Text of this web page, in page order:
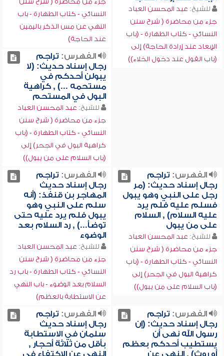
للشيخ: عبد المحسن العباد
جزء من محاضرة ( شرح سنن
النسائي - كتاب الطهارة - (باب
الإبعاد عند إرادة الحاجة) إلى
(باب القول عند دخول الخلاء))
النسائي - كتاب الطهارة - باب
النهي عن مس الذكر باليمين
عند الحاجة)
الفهرس: تراجم
رجال إسناد حديث: (لا
يبولن أحدكم في
مستحمه ...) , كراهية
البول في المستحم
للشيخ: عبد المحسن العباد
جزء من محاضرة ( شرح سنن
النسائي - كتاب الطهارة - (باب
كراهية البول في الجحر) إلى
(باب السلام على من يبول))
الفهرس: تراجم
رجال إسناد حديث: (مر
رجل على النبي وهو يبول
فسلم عليه فلم يرد
عليه السلام) , السلام
على من يبول
للشيخ: عبد المحسن العباد
جزء من محاضرة ( شرح سنن
النسائي - كتاب الطهارة - (باب
كراهية البول في الجحر) إلى
(باب السلام على من يبول))
الفهرس: تراجم
رجال إسناد حديث
المهاجر بن قنفذ: (أنه
سلم على النبي وهو
يبول فلم يرد عليه حتى
توضأ...) , رد السلام بعد
الوضوء
للشيخ: عبد المحسن العباد
جزء من محاضرة ( شرح سنن
النسائي - كتاب الطهارة - باب رد
السلام بعد الوضوء - باب النهي
عن الاستطابة بالعظم)
الفهرس: تراجم
رجال إسناد حديث: (إن
رسول الله نهى أن
يستطيب أحدكم بعظم
أو روث) , النهي عن
الفهرس: تراجم
رجال إسناد حديث
سلمان في الاستطابة
بأقل من ثلاثة أحجار ,
النهي عن الاكتفاء في